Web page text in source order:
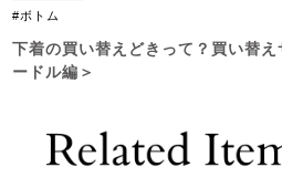
#ボトム
下着の買い替えどきって？買い替
ードル編＞